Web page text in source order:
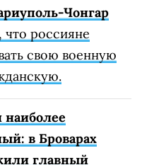
Чонгар
россияне
свою военную
в Броварах
главный